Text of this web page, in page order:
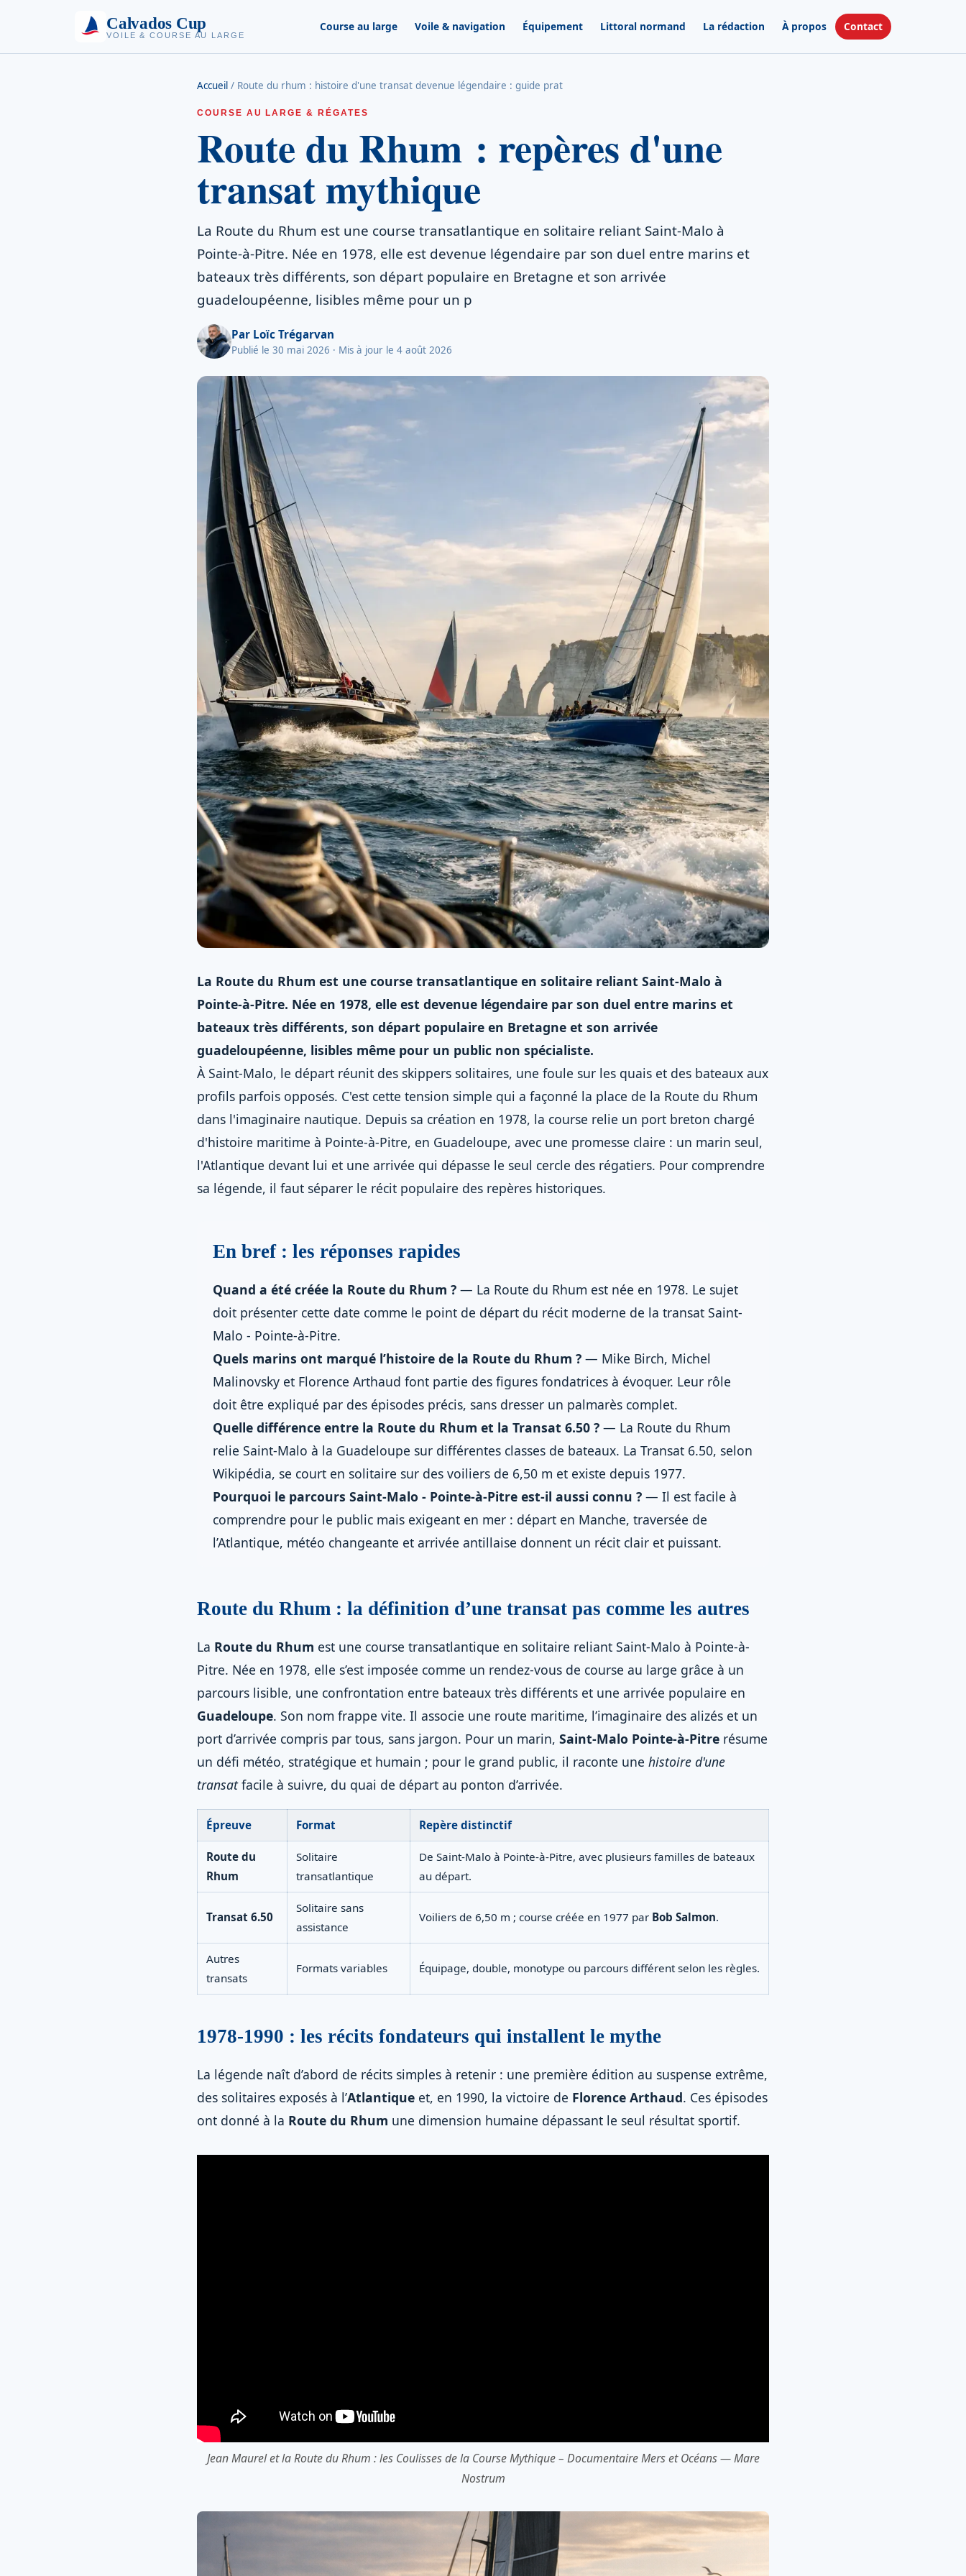
Calvados Cup
VOILE & COURSE AU LARGE
Course au large Voile & navigation Équipement Littoral normand La rédaction À propos Contact
Accueil / Route du rhum : histoire d'une transat devenue légendaire : guide prat
COURSE AU LARGE & RÉGATES
Route du Rhum : repères d'une
transat mythique
La Route du Rhum est une course transatlantique en solitaire reliant Saint-Malo à
Pointe-à-Pitre. Née en 1978, elle est devenue légendaire par son duel entre marins et
bateaux très différents, son départ populaire en Bretagne et son arrivée
guadeloupéenne, lisibles même pour un p
Par Loïc Trégarvan
Publié le 30 mai 2026 · Mis à jour le 4 août 2026
La Route du Rhum est une course transatlantique en solitaire reliant Saint-Malo à
Pointe-à-Pitre. Née en 1978, elle est devenue légendaire par son duel entre marins et
bateaux très différents, son départ populaire en Bretagne et son arrivée
guadeloupéenne, lisibles même pour un public non spécialiste.
À Saint-Malo, le départ réunit des skippers solitaires, une foule sur les quais et des bateaux aux
profils parfois opposés. C'est cette tension simple qui a façonné la place de la Route du Rhum
dans l'imaginaire nautique. Depuis sa création en 1978, la course relie un port breton chargé
d'histoire maritime à Pointe-à-Pitre, en Guadeloupe, avec une promesse claire : un marin seul,
l'Atlantique devant lui et une arrivée qui dépasse le seul cercle des régatiers. Pour comprendre
sa légende, il faut séparer le récit populaire des repères historiques.
En bref : les réponses rapides
Quand a été créée la Route du Rhum ? — La Route du Rhum est née en 1978. Le sujet
doit présenter cette date comme le point de départ du récit moderne de la transat Saint-
Malo - Pointe-à-Pitre.
Quels marins ont marqué l’histoire de la Route du Rhum ? — Mike Birch, Michel
Malinovsky et Florence Arthaud font partie des figures fondatrices à évoquer. Leur rôle
doit être expliqué par des épisodes précis, sans dresser un palmarès complet.
Quelle différence entre la Route du Rhum et la Transat 6.50 ? — La Route du Rhum
relie Saint-Malo à la Guadeloupe sur différentes classes de bateaux. La Transat 6.50, selon
Wikipédia, se court en solitaire sur des voiliers de 6,50 m et existe depuis 1977.
Pourquoi le parcours Saint-Malo - Pointe-à-Pitre est-il aussi connu ? — Il est facile à
comprendre pour le public mais exigeant en mer : départ en Manche, traversée de
l’Atlantique, météo changeante et arrivée antillaise donnent un récit clair et puissant.
Route du Rhum : la définition d’une transat pas comme les autres
La Route du Rhum est une course transatlantique en solitaire reliant Saint-Malo à Pointe-à-
Pitre. Née en 1978, elle s’est imposée comme un rendez-vous de course au large grâce à un
parcours lisible, une confrontation entre bateaux très différents et une arrivée populaire en
Guadeloupe. Son nom frappe vite. Il associe une route maritime, l’imaginaire des alizés et un
port d’arrivée compris par tous, sans jargon. Pour un marin, Saint-Malo Pointe-à-Pitre résume
un défi météo, stratégique et humain ; pour le grand public, il raconte une histoire d'une
transatfacile à suivre, du quai de départ au ponton d’arrivée.
Épreuve Format Repère distinctif
Route du
Rhum
Solitaire
transatlantique
De Saint-Malo à Pointe-à-Pitre, avec plusieurs familles de bateaux
au départ.
Transat 6.50
Solitaire sans
assistance
Voiliers de 6,50 m ; course créée en 1977 par Bob Salmon.
Autres
transats
Formats variables Équipage, double, monotype ou parcours différent selon les règles.
1978-1990 : les récits fondateurs qui installent le mythe
La légende naît d’abord de récits simples à retenir : une première édition au suspense extrême,
des solitaires exposés à l’Atlantique et, en 1990, la victoire de Florence Arthaud. Ces épisodes
ont donné à la Route du Rhum une dimension humaine dépassant le seul résultat sportif.
Jean Maurel et la Route du Rhum : les Coulisses de la Course Mythique – Documentaire Mers et Océans — Mare
Nostrum